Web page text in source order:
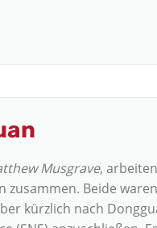
Musgrave,
Beide
kürzlich nach